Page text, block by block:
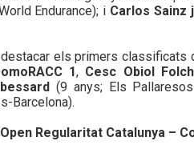
Endurance); i Carlos Sainz
els primers
1, Cesc Obiol Folch
(9 anys; Els
Barcelona).
Regularitat Catalunya –